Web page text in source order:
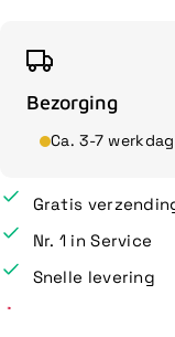
Bezorging
Ca. 3-7
Gratis
Nr. 1 in Service
Snelle levering